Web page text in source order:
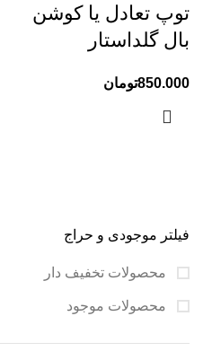
فیلتر موجودی و حراج
محصولات تخفیف دار
محصولات موجود
توپ تعادل یا کوشن
بال گلداستار
تومان850.000